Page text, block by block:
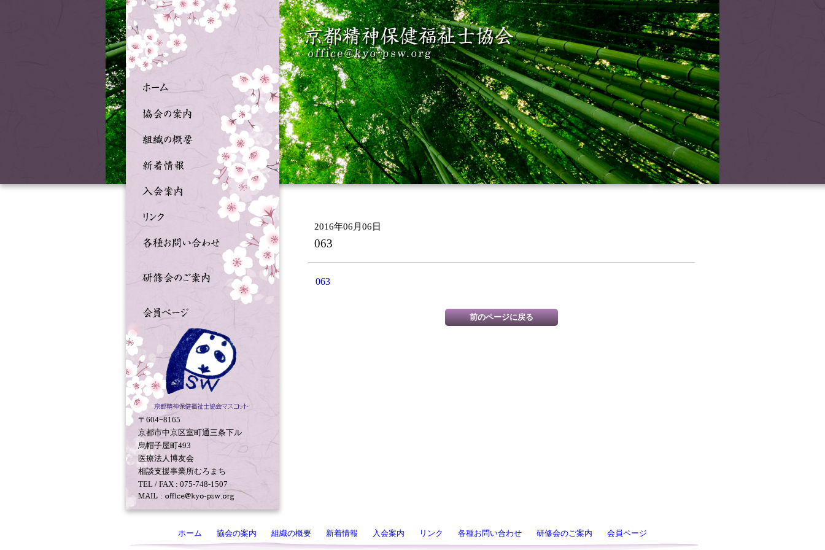
〒604−8165
京都市中京区室町通三条下ル
烏帽子屋町493
医療法人博友会
相談支援事業所むろまち
TEL / FAX : 075-748-1507
2016年06月06日
063
063
ホーム 協会の案内 組織の概要 新着情報 入会案内 リンク 各種お問い合わせ 研修会のご案内 会員ページ